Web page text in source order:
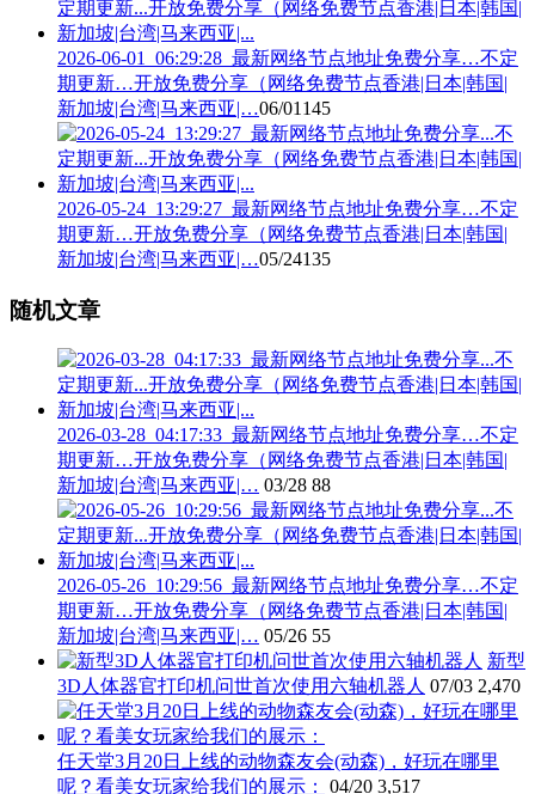
2026-06-01_06:29:28_最新网络节点地址免费分享…不定
期更新…开放免费分享（网络免费节点香港|日本|韩国|
新加坡|台湾|马来西亚|…06/01 145
2026-05-24_13:29:27_最新网络节点地址免费分享…不定
期更新…开放免费分享（网络免费节点香港|日本|韩国|
新加坡|台湾|马来西亚|…05/24135
随机文章
2026-03-28_04:17:33_最新网络节点地址免费分享…不定
期更新…开放免费分享（网络免费节点香港|日本|韩国|
新加坡|台湾|马来西亚|… 03/28 88
2026-05-26_10:29:56_最新网络节点地址免费分享…不定
期更新…开放免费分享（网络免费节点香港|日本|韩国|
新加坡|台湾|马来西亚|… 05/26 55
新型
3D人体器官打印机问世首次使用六轴机器人 07/03 2,470
任天堂3月20日上线的动物森友会(动森)，好玩在哪里
呢？看美女玩家给我们的展示：
04/20 3,517